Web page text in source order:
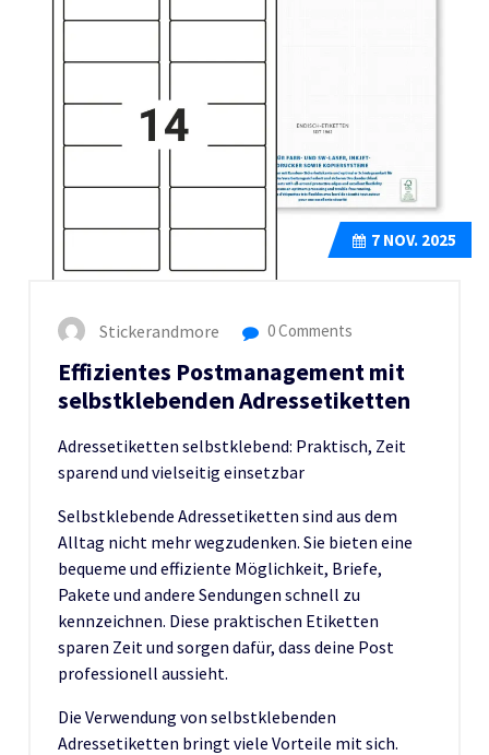
7 NOV. 2025
Stickerandmore 0 Comments
Effizientes Postmanagement mit
selbstklebenden Adressetiketten
Adressetiketten selbstklebend: Praktisch, Zeit
sparend und vielseitig einsetzbar
Selbstklebende Adressetiketten sind aus dem
Alltag nicht mehr wegzudenken. Sie bieten eine
bequeme und effiziente Möglichkeit, Briefe,
Pakete und andere Sendungen schnell zu
kennzeichnen. Diese praktischen Etiketten
sparen Zeit und sorgen dafür, dass deine Post
professionell aussieht.
Die Verwendung von selbstklebenden
Adressetiketten bringt viele Vorteile mit sich.